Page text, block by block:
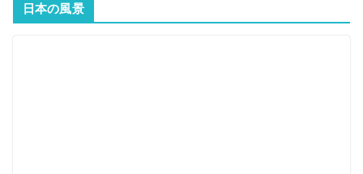
日本の風景